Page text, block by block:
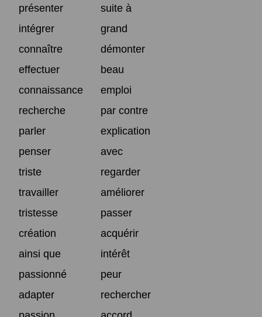
présenter
suite à
intégrer
grand
connaître
démonter
effectuer
beau
connaissance
emploi
recherche
par contre
parler
explication
penser
avec
triste
regarder
travailler
améliorer
tristesse
passer
création
acquérir
ainsi que
intérêt
passionné
peur
adapter
rechercher